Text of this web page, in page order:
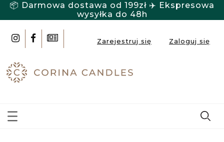
📦 Darmowa dostawa od 199zł ✈️ Ekspresowa
wysyłka do 48h
Zarejestruj się Zaloguj się